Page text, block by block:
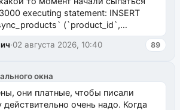
executing statement: INSERT
(`product_id`,
...
·02 августа 2026, 10:40 89
окна
они платные, чтобы писали
очень надо. Когда